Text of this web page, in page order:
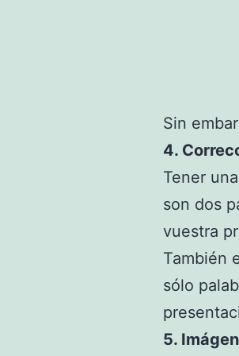
Sin
4.
Tener
son dos
vuestra
También
sólo
5.